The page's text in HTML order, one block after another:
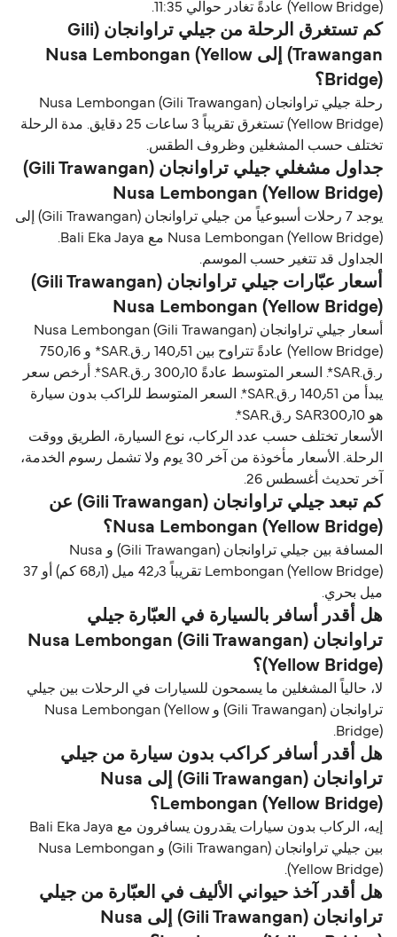
(Yellow Bridge) عادةً تغادر حوالي 11:35.
كم تستغرق الرحلة من جيلي تراوانجان (Gili
Trawangan) إلى Nusa Lembongan (Yellow
Bridge)؟
رحلة جيلي تراوانجان (Gili Trawangan) Nusa Lembongan
(Yellow Bridge) تستغرق تقريباً 3 ساعات 25 دقايق. مدة الرحلة
تختلف حسب المشغلين وظروف الطقس.
جداول مشغلي جيلي تراوانجان (Gili Trawangan)
Nusa Lembongan (Yellow Bridge)
يوجد 7 رحلات أسبوعياً من جيلي تراوانجان (Gili Trawangan) إلى
Nusa Lembongan (Yellow Bridge) مع Bali Eka Jaya.
الجداول قد تتغير حسب الموسم.
أسعار عبّارات جيلي تراوانجان (Gili Trawangan)
Nusa Lembongan (Yellow Bridge)
أسعار جيلي تراوانجان (Gili Trawangan) Nusa Lembongan
(Yellow Bridge) عادةً تتراوح بين 140٫51 ر.ق.‏SAR* و 750٫16
ر.ق.‏SAR*. السعر المتوسط عادةً 300٫10 ر.ق.‏SAR*. أرخص سعر
يبدأ من 140٫51 ر.ق.‏SAR*. السعر المتوسط للراكب بدون سيارة
هو SAR300٫10 ر.ق.‏SAR*.
الأسعار تختلف حسب عدد الركاب، نوع السيارة، الطريق ووقت
الرحلة. الأسعار مأخوذة من آخر 30 يوم ولا تشمل رسوم الخدمة،
آخر تحديث أغسطس 26.
كم تبعد جيلي تراوانجان (Gili Trawangan) عن
Nusa Lembongan (Yellow Bridge)؟
المسافة بين جيلي تراوانجان (Gili Trawangan) و Nusa
Lembongan (Yellow Bridge) تقريباً 42٫3 ميل (68٫1 كم) أو 37
ميل بحري.
هل أقدر أسافر بالسيارة في العبّارة جيلي
تراوانجان (Gili Trawangan) Nusa Lembongan
(Yellow Bridge)؟
لا، حالياً المشغلين ما يسمحون للسيارات في الرحلات بين جيلي
تراوانجان (Gili Trawangan) و Nusa Lembongan (Yellow
Bridge).
هل أقدر أسافر كراكب بدون سيارة من جيلي
تراوانجان (Gili Trawangan) إلى Nusa
Lembongan (Yellow Bridge)؟
إيه، الركاب بدون سيارات يقدرون يسافرون مع Bali Eka Jaya
بين جيلي تراوانجان (Gili Trawangan) و Nusa Lembongan
(Yellow Bridge).
هل أقدر آخذ حيواني الأليف في العبّارة من جيلي
تراوانجان (Gili Trawangan) إلى Nusa